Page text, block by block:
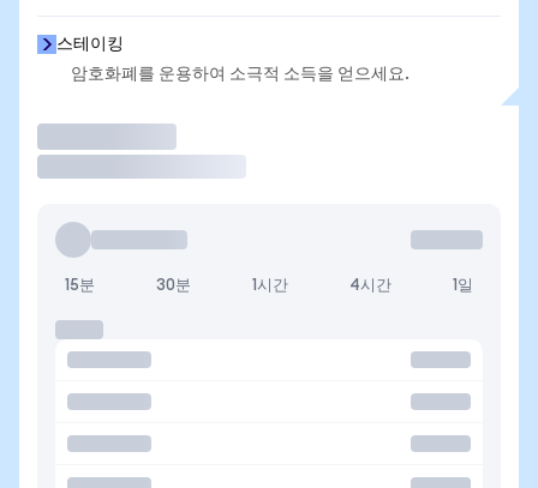
스테이킹
암호화폐를 운용하여 소극적 소득을 얻으세요.
15분 30분 1시간 4시간 1일